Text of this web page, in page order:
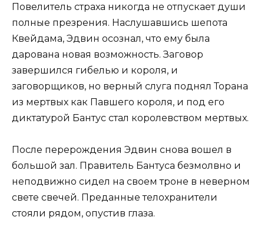
Повелитель страха никогда не отпускает души
полные презрения. Наслушавшись шепота
Квейдама, Эдвин осознал, что ему была
дарована новая возможность. Заговор
завершился гибелью и короля, и
заговорщиков, но верный слуга поднял Торана
из мертвых как Павшего короля, и под его
диктатурой Бантус стал королевством мертвых.
После перерождения Эдвин снова вошел в
большой зал. Правитель Бантуса безмолвно и
неподвижно сидел на своем троне в неверном
свете свечей. Преданные телохранители
стояли рядом, опустив глаза.